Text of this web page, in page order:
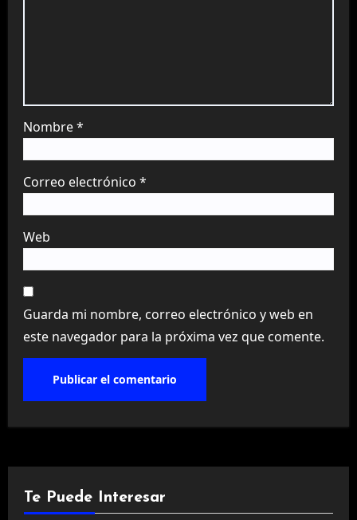
Nombre*
Correo electrónico *
Web
Guarda mi nombre, correo electrónico y web en
este navegador para la próxima vez que comente.
Te Puede Interesar